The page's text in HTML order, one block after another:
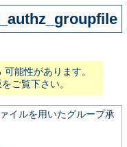
能性があります。
ご覧下さい。
イルを用いたグループ承